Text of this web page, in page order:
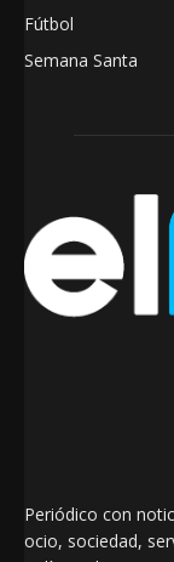
Fútbol
Semana Santa
Periódico con
ocio, sociedad,